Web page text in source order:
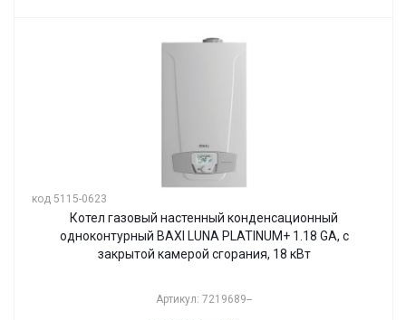
код 5115-0623
Котел газовый настенный конденсационный
одноконтурный BAXI LUNA PLATINUM+ 1.18 GA, с
закрытой камерой сгорания, 18 кВт
Артикул: 7219689--